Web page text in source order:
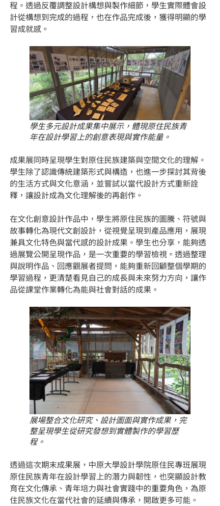
程。透過反覆調整設計構想與製作細節，學生實際體會設
計從構想到完成的過程，也在作品完成後，獲得明顯的學
習成就感。
學生多元設計成果集中展示，體現原住民族青
年在設計學習上的創意表現與實作能量。
成果展同時呈現學生對原住民族建築與空間文化的理解。
學生除了認識傳統建築形式與構造，也進一步探討其背後
的生活方式與文化意涵，並嘗試以當代設計方式重新詮
釋，讓設計成為文化理解後的再創作。
在文化創意設計作品中，學生將原住民族的圖騰、符號與
故事轉化為現代文創設計，從視覺呈現到產品應用，展現
兼具文化特色與當代感的設計成果。學生也分享，能夠透
過展覽公開呈現作品，是一次重要的學習檢視。透過整理
與說明作品、回應觀展者提問，能夠重新回顧整個學期的
學習過程，更清楚看見自己的成長與未來努力方向，讓作
品從課堂作業轉化為能與社會對話的成果。
展場整合文化研究、設計圖面與實作成果，完
整呈現學生從研究發想到實體製作的學習歷
程。
透過這次期末成果展，中原大學設計學院原住民專班展現
原住民族青年在設計學習上的潛力與韌性，也突顯設計教
育在文化傳承、青年培力與社會實踐中的重要角色，為原
住民族文化在當代社會的延續與傳承，開啟更多可能。